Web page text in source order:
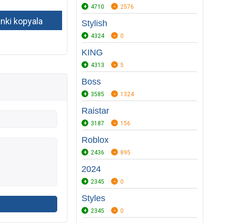
4710 2576
Stylish
4324 0
KING
4313 5
Boss
3585 1324
Raistar
3187 156
Roblox
2436 895
2024
2345 0
Styles
2345 0